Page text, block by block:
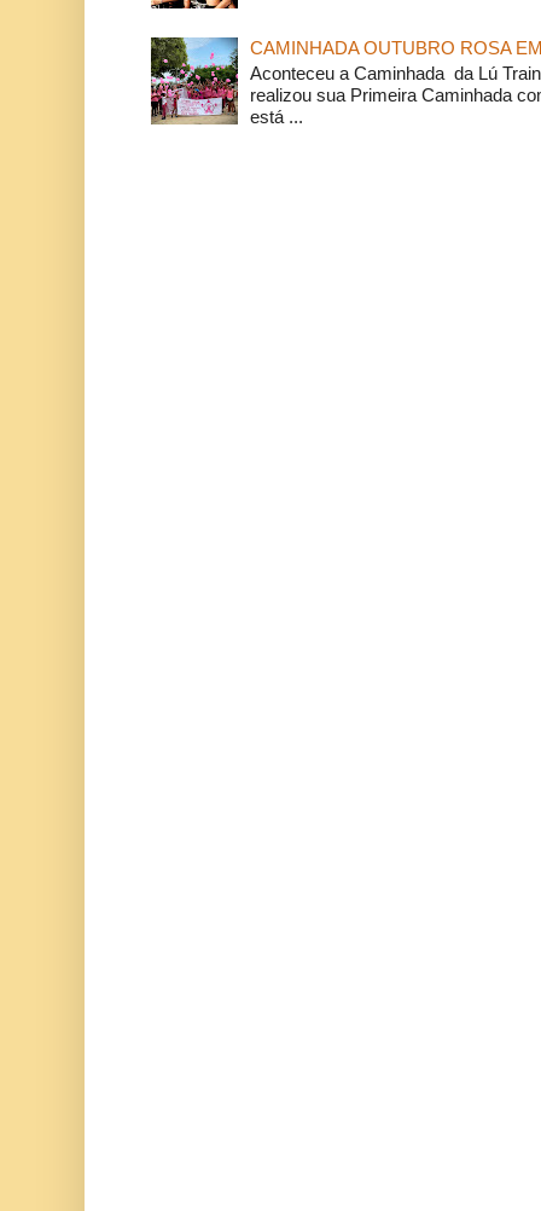
CAMINHADA OUTUBRO ROSA
Aconteceu a Caminhada da Lú
realizou sua Primeira Caminhada
está ...